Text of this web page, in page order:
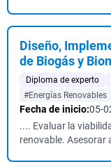
Diseño,
de Biogás y
Diploma de experto
#Energías Renovables
Fecha de inicio:05-
.... Evaluar la
renovable. Asesorar